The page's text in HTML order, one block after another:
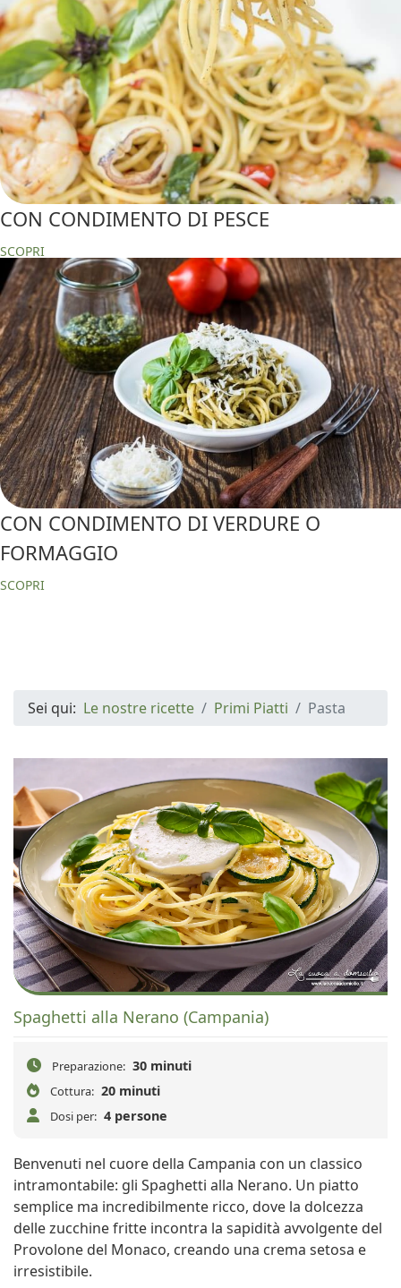
CON CONDIMENTO DI PESCE
SCOPRI
CON CONDIMENTO DI VERDURE O
FORMAGGIO
SCOPRI
Sei qui: Le nostre ricette Primi Piatti Pasta
Spaghetti alla Nerano (Campania)
Preparazione: 30 minuti
Cottura: 20 minuti
Dosi per: 4 persone
Benvenuti nel cuore della Campania con un classico
intramontabile: gli Spaghetti alla Nerano. Un piatto
semplice ma incredibilmente ricco, dove la dolcezza
delle zucchine fritte incontra la sapidità avvolgente del
Provolone del Monaco, creando una crema setosa e
irresistibile.